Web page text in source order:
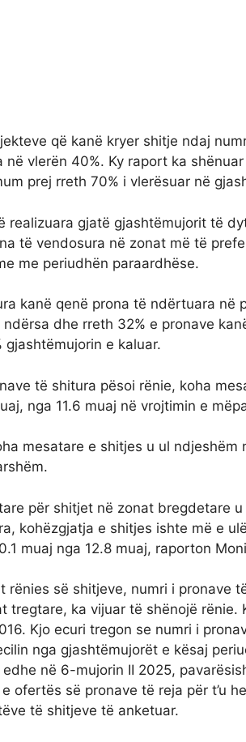
që kanë kryer shitje ndaj
vlerën 40%. Ky raport ka
prej rreth 70% i vlerësuar në
realizuara gjatë gjashtëmujorit të
të vendosura në zonat më të
me periudhën paraardhëse.
kanë qenë prona të ndërtuara në
dhe rreth 32% e pronave
gjashtëmujorin e kaluar.
të shitura pësoi rënie, koha
nga 11.6 muaj në vrojtimin e
mesatare e shitjes u ul ndjeshëm
për shitjet në zonat bregdetare
kohëzgjatja e shitjes ishte më e
muaj nga 12.8 muaj, raporton
rënies së shitjeve, numri i pronave
tregtare, ka vijuar të shënojë rënie.
Kjo ecuri tregon se numri i
nga gjashtëmujorët e kësaj
në 6-mujorin II 2025,
ofertës së pronave të reja për t’u
të shitjeve të anketuar.